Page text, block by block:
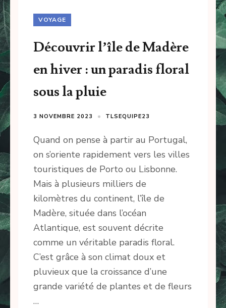
VOYAGE
Découvrir l’île de Madère
en hiver : un paradis floral
sous la pluie
3 NOVEMBRE 2023 TLSEQUIPE23
Quand on pense à partir au Portugal,
on s’oriente rapidement vers les villes
touristiques de Porto ou Lisbonne.
Mais à plusieurs milliers de
kilomètres du continent, l’île de
Madère, située dans l’océan
Atlantique, est souvent décrite
comme un véritable paradis floral.
C’est grâce à son climat doux et
pluvieux que la croissance d’une
grande variété de plantes et de fleurs
…